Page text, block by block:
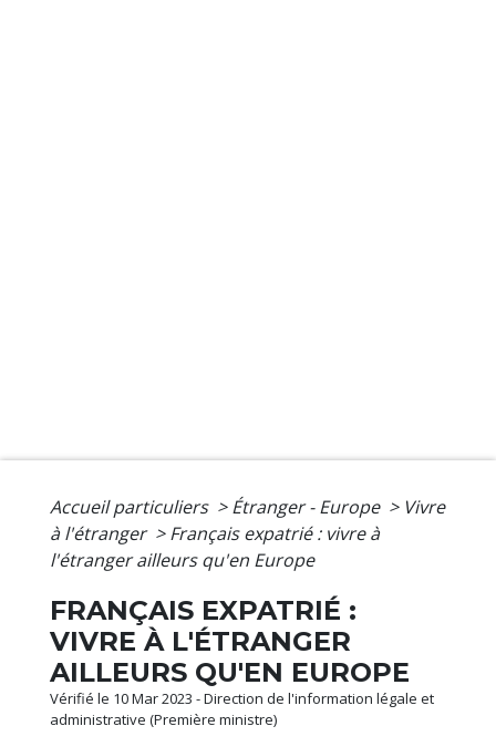
Accueil particuliers > Étranger - Europe > Vivre
à l'étranger > Français expatrié : vivre à
l'étranger ailleurs qu'en Europe
FRANÇAIS EXPATRIÉ :
VIVRE À L'ÉTRANGER
AILLEURS QU'EN EUROPE
Vérifié le 10 Mar 2023 - Direction de l'information légale et
administrative (Première ministre)